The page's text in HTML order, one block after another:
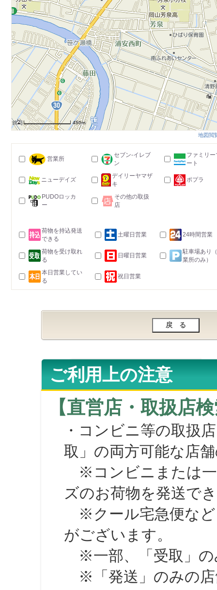
450m
地図閲
営業所
セブン-イレブ
ン
ファミリー
ート
ニューデイズ
デイリーヤマザ
キ
ポプラ
PUDOロッカ
ー
その他の取扱
店
荷物を持込発送
できる
土曜日営業 24時間営業
荷物を受け取れ
る
日曜日営業
駐車場あり
業所のみ）
本日営業してい
る
祝日営業
ご利用上の注意
【直営店・取扱店
・コンビニ等の取扱
取」の両方可能な店
※コンビニまたは一
ズのお荷物を発送で
※クール宅急便など
がございます。
※一部、「受取」の
※「発送」のみの店